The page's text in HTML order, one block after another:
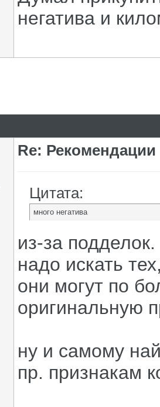
негатива и
Re:
Цитата:
много негатива
из-за подделок.
надо искать
они могут по
оригинальную
ну и самому
пр. признакам